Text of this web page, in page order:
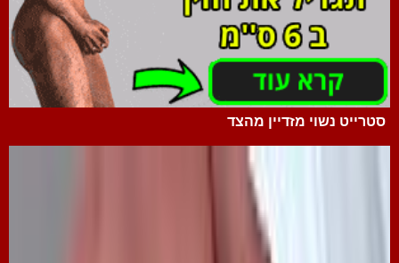
סטרייט נשוי מזדיין מהצד